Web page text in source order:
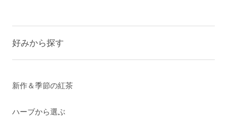
好みから探す
新作＆季節の紅茶
ハーブから選ぶ